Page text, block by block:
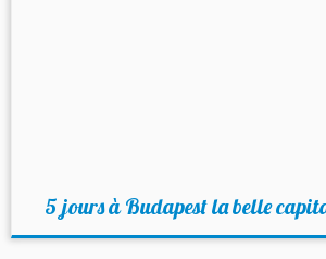
5 jours à Budapest la belle